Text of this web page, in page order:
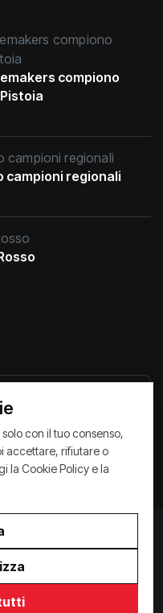
compiono
campioni regionali
Archivio News
Policy
- powered by
con il tuo consenso,
accettare, rifiutare o
la Cookie Policy e la